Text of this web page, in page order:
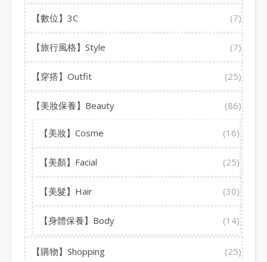
【數位】3C (7)
【旅行風格】Style (7)
【穿搭】Outfit (25)
【美妝保養】Beauty (86)
【美妝】Cosme (16)
【美顏】Facial (25)
【美髮】Hair (30)
【身體保養】Body (14)
【購物】Shopping (25)